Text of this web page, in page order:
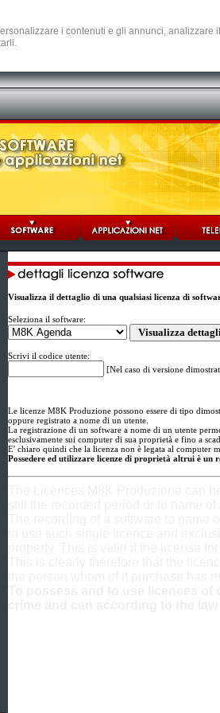
i contenuti e gli annunci, analizzare
Visualizza il dettaglio di una qualsiasi licenza di
Seleziona il software:
Scrivi il codice utente:
[Nel caso di versione
Le licenze M8K Produzione possono essere di tipo
oppure registrato a nome di un utente.
La registrazione di un software a nome di un utente
esclusivamente sui computer di sua proprietà e fino a
E' chiaro quindi che la licenza non è legata al computer
Possedere ed utilizzare licenze di proprietà altrui è un